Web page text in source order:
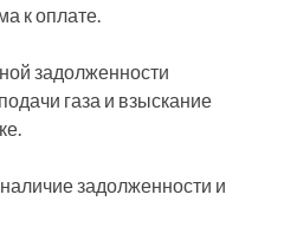
к оплате.
задолженности
газа и взыскание
задолженности и